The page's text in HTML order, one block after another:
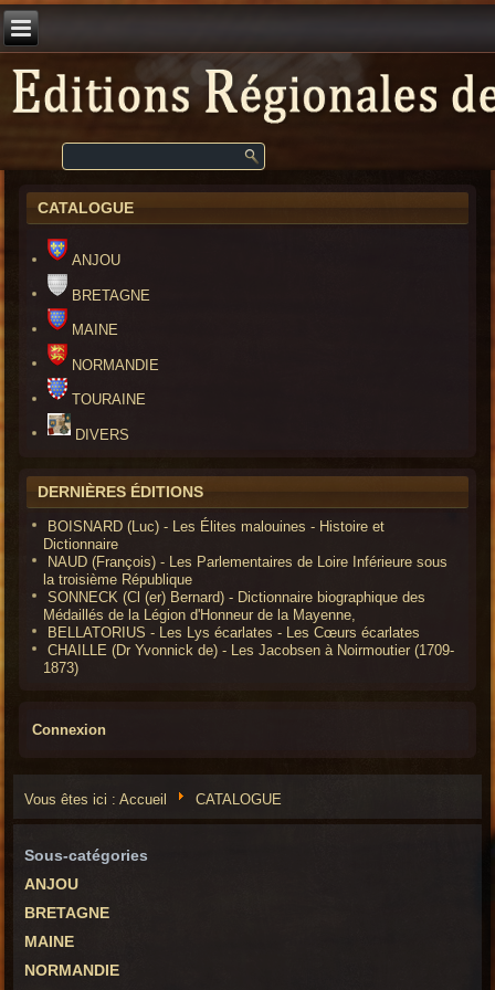
CATALOGUE
ANJOU
BRETAGNE
MAINE
NORMANDIE
TOURAINE
DIVERS
DERNIÈRES ÉDITIONS
BOISNARD (Luc) - Les Élites malouines - Histoire et
Dictionnaire
NAUD (François) - Les Parlementaires de Loire Inférieure sous
la troisième République
SONNECK (Cl (er) Bernard) - Dictionnaire biographique des
Médaillés de la Légion d'Honneur de la Mayenne,
BELLATORIUS - Les Lys écarlates - Les Cœurs écarlates
CHAILLE (Dr Yvonnick de) - Les Jacobsen à Noirmoutier (1709-
1873)
Connexion
Vous êtes ici :Accueil CATALOGUE
Sous-catégories
ANJOU
BRETAGNE
MAINE
NORMANDIE